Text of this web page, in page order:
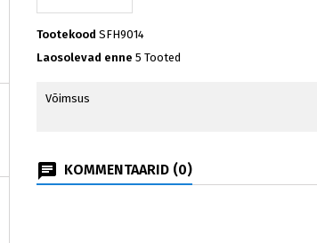
Tootekood SFH9014
Laosolevad enne 5 Tooted
Võimsus
KOMMENTAARID (0)